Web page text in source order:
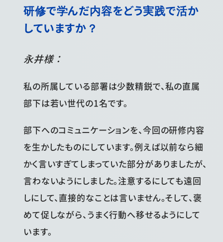
研修で学んだ内容をどう実践で活か
していますか？
永井様：
私の所属している部署は少数精鋭で、私の直属
部下は若い世代の1名です。
部下へのコミュニケーションを、今回の研修内容
を生かしたものにしています。例えば以前なら細
かく言いすぎてしまっていた部分がありましたが、
言わないようにしました。注意するにしても遠回
しにして、直接的なことは言いません。そして、褒
めて促しながら、うまく行動へ移せるようにして
います。